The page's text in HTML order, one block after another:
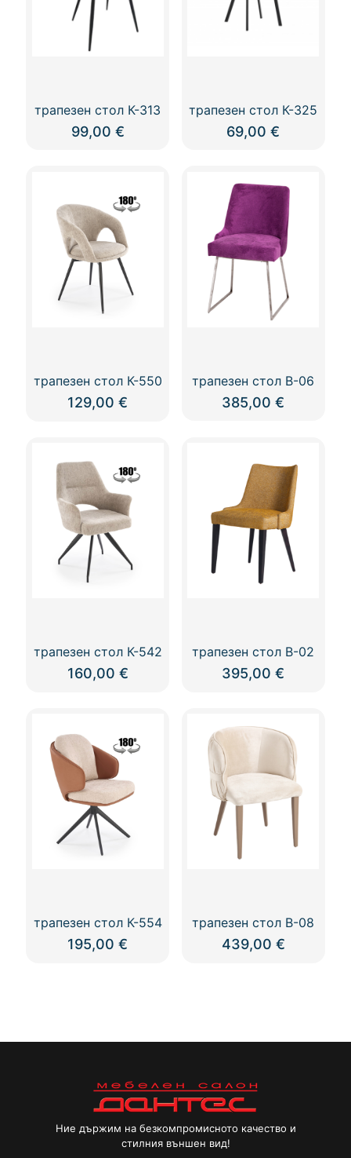
трапезен стол К-313
99,00 €
трапезен стол К-325
69,00€
трапезен стол К-550
129,00€
multiple
variants.
The
options
may
be
chosen
трапезен стол В-06
385,00€
трапезен стол К-542
160,00 €
multiple
variants.
The
options
may
be
chosen
on
the
трапезен стол В-02
395,00€
трапезен стол К-554
195,00€
be
chosen
on
the
product
трапезен стол В-08
439,00 €
Ние държим на безкомпромисното качество и
стилния външен вид!